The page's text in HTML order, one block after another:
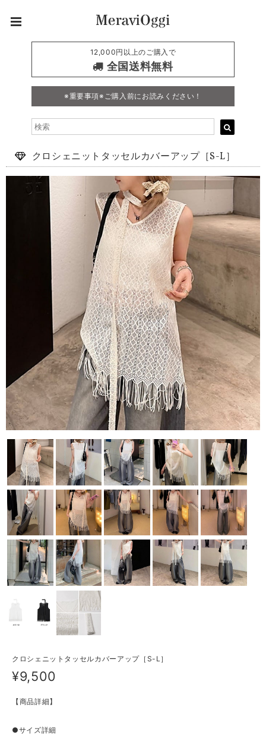
12,000円以上のご購入で
全国送料無料
※重要事項※ご購入前にお読みください！
クロシェニットタッセルカバーアップ［S-L］
クロシェニットタッセルカバーアップ［S-L］
¥9,500
【商品詳細】
●サイズ詳細